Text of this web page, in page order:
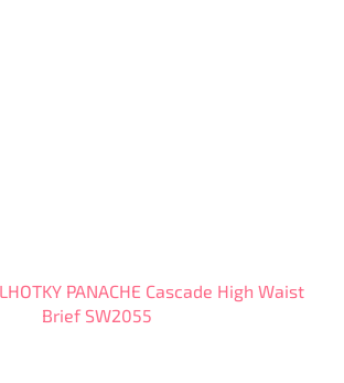
PANACHE Cascade High Waist
Brief SW2055